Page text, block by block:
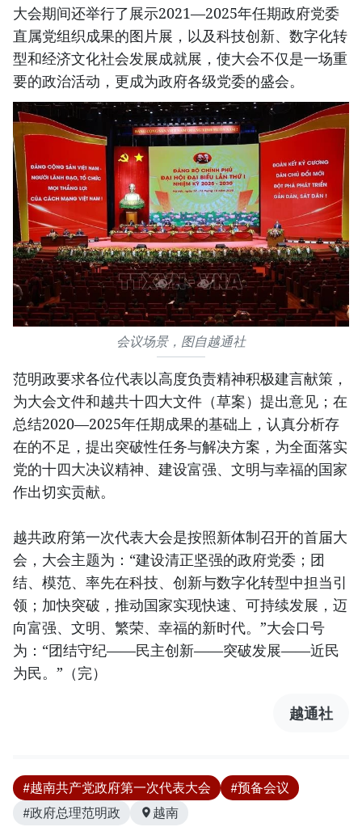
大会期间还举行了展示2021—2025年任期政府党委
直属党组织成果的图片展，以及科技创新、数字化转
型和经济文化社会发展成就展，使大会不仅是一场重
要的政治活动，更成为政府各级党委的盛会。
会议场景，图自越通社
范明政要求各位代表以高度负责精神积极建言献策，
为大会文件和越共十四大文件（草案）提出意见；在
总结2020—2025年任期成果的基础上，认真分析存
在的不足，提出突破性任务与解决方案，为全面落实
党的十四大决议精神、建设富强、文明与幸福的国家
作出切实贡献。
越共政府第一次代表大会是按照新体制召开的首届大
会，大会主题为：“建设清正坚强的政府党委；团
结、模范、率先在科技、创新与数字化转型中担当引
领；加快突破，推动国家实现快速、可持续发展，迈
向富强、文明、繁荣、幸福的新时代。”大会口号
为：“团结守纪——民主创新——突破发展——近民
为民。”（完）
越通社
#越南共产党政府第一次代表大会
#预备会议
#政府总理范明政
越南